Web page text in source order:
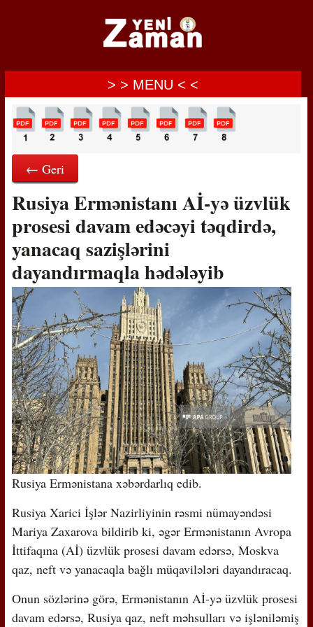
> > MENU < <
← Geri
Rusiya Ermənistanı Aİ-yə üzvlük
prosesi davam edəcəyi təqdirdə,
yanacaq sazişlərini
dayandırmaqla hədələyib
Rusiya Ermənistana xəbərdarlıq edib.
Rusiya Xarici İşlər Nazirliyinin rəsmi nümayəndəsi
Mariya Zaxarova bildirib ki, əgər Ermənistanın Avropa
İttifaqına (Aİ) üzvlük prosesi davam edərsə, Moskva
qaz, neft və yanacaqla bağlı müqavilələri dayandıracaq.
Onun sözlərinə görə, Ermənistanın Aİ-yə üzvlük prosesi
davam edərsə, Rusiya qaz, neft məhsulları və işləniləmiş